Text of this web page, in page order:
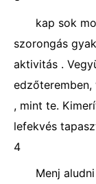
kap sok
szorongás
aktivitás .
, mint te.
lefekvés
4
Menj